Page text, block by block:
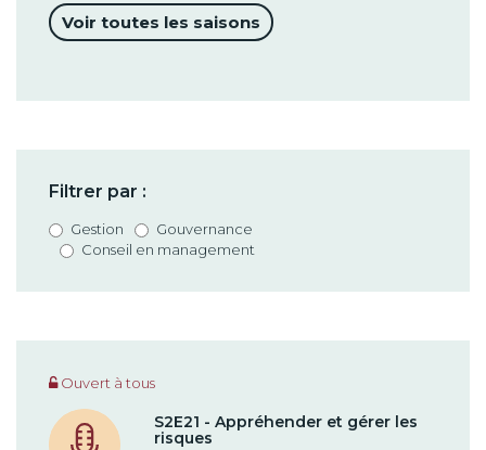
Voir toutes les saisons
Filtrer par :
Gestion
Gouvernance
Conseil en management
Ouvert à tous
S2E21 - Appréhender et gérer les
risques